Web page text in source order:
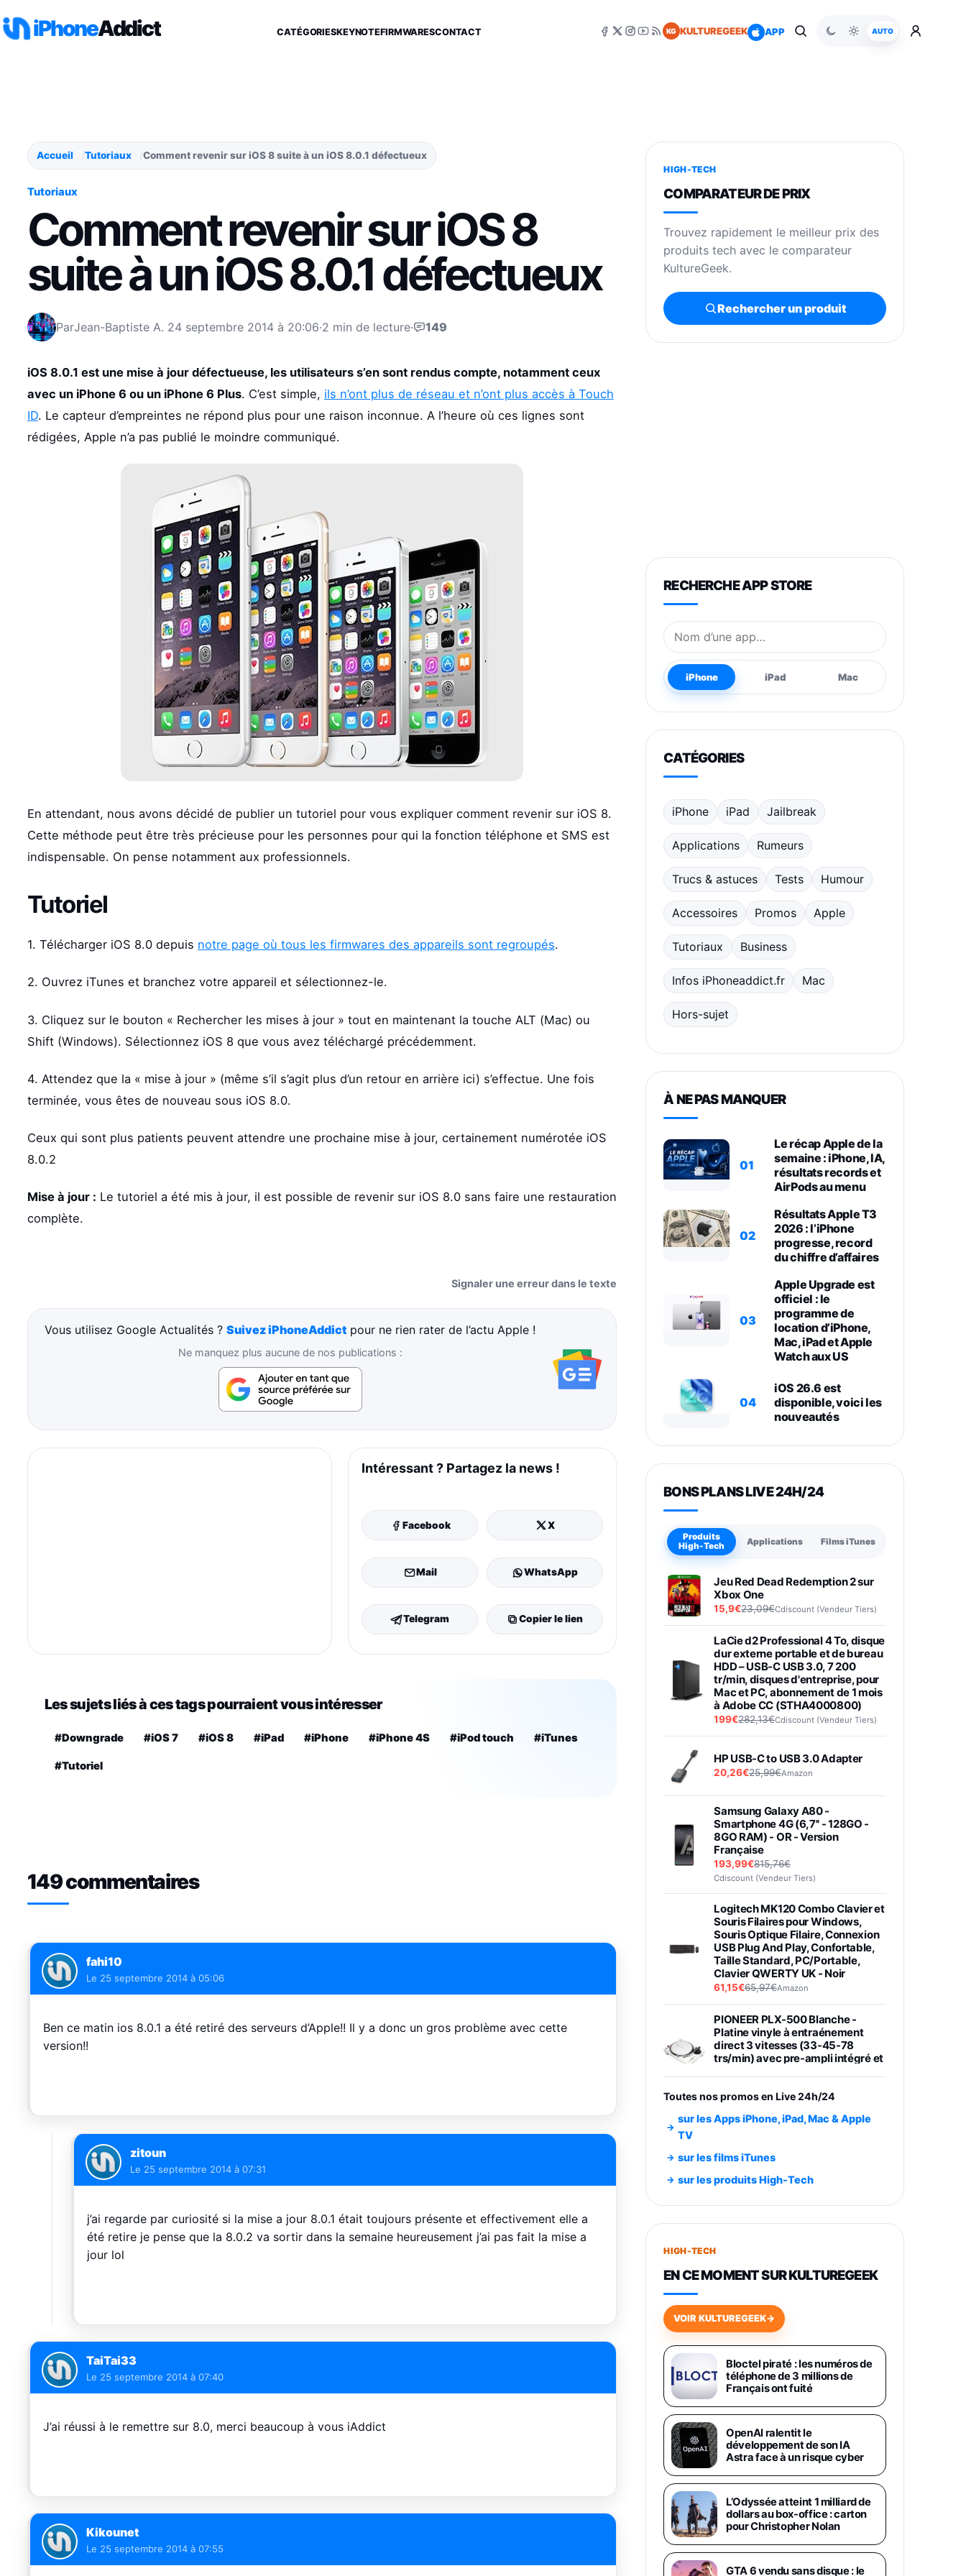
iPhoneAddict CATÉGORIESKEYNOTEFIRMWARESCONTACT KG KULTUREGEEK APP AUTO
Accueil Tutoriaux Comment revenir sur iOS 8 suite à un iOS 8.0.1 défectueux
Tutoriaux
Comment revenir sur iOS 8
suite à un iOS 8.0.1 défectueux
ParJean-Baptiste A. 24 septembre 2014 à 20:06·2 min de lecture· 149
iOS 8.0.1 est une mise à jour défectueuse, les utilisateurs s’en sont rendus compte, notamment ceux
avec un iPhone 6 ou un iPhone 6 Plus. C’est simple, ils n’ont plus de réseau et n’ont plus accès à Touch
ID. Le capteur d’empreintes ne répond plus pour une raison inconnue. A l’heure où ces lignes sont
rédigées, Apple n’a pas publié le moindre communiqué.
En attendant, nous avons décidé de publier un tutoriel pour vous expliquer comment revenir sur iOS 8.
Cette méthode peut être très précieuse pour les personnes pour qui la fonction téléphone et SMS est
indispensable. On pense notamment aux professionnels.
Tutoriel
1. Télécharger iOS 8.0 depuis notre page où tous les firmwares des appareils sont regroupés.
2. Ouvrez iTunes et branchez votre appareil et sélectionnez-le.
3. Cliquez sur le bouton « Rechercher les mises à jour » tout en maintenant la touche ALT (Mac) ou
Shift (Windows). Sélectionnez iOS 8 que vous avez téléchargé précédemment.
4. Attendez que la « mise à jour » (même s’il s’agit plus d’un retour en arrière ici) s’effectue. Une fois
terminée, vous êtes de nouveau sous iOS 8.0.
Ceux qui sont plus patients peuvent attendre une prochaine mise à jour, certainement numérotée iOS
8.0.2
Mise à jour : Le tutoriel a été mis à jour, il est possible de revenir sur iOS 8.0 sans faire une restauration
complète.
Signaler une erreur dans le texte
Vous utilisez Google Actualités ?Suivez iPhoneAddict pour ne rien rater de l’actu Apple !
Ne manquez plus aucune de nos publications :
Intéressant ? Partagez la news !
Facebook X
Mail WhatsApp
Telegram Copier le lien
Les sujets liés à ces tags pourraient vous intéresser
#Downgrade #iOS 7 #iOS 8 #iPad #iPhone #iPhone 4S #iPod touch #iTunes
#Tutoriel
149 commentaires
fahi10
Le 25 septembre 2014 à 05:06
Ben ce matin ios 8.0.1 a été retiré des serveurs d’Apple!! Il y a donc un gros problème avec cette
version!!
zitoun
Le 25 septembre 2014 à 07:31
j’ai regarde par curiosité si la mise a jour 8.0.1 était toujours présente et effectivement elle a
été retire je pense que la 8.0.2 va sortir dans la semaine heureusement j’ai pas fait la mise a
jour lol
TaiTai33
Le 25 septembre 2014 à 07:40
J’ai réussi à le remettre sur 8.0, merci beaucoup à vous iAddict
Kikounet
Le 25 septembre 2014 à 07:55
HIGH-TECH
COMPARATEUR DE PRIX
Trouvez rapidement le meilleur prix des
produits tech avec le comparateur
KultureGeek.
Rechercher un produit
RECHERCHE APP STORE
Nom de l’application
iPhone iPad Mac
CATÉGORIES
iPhone iPad Jailbreak
Applications Rumeurs
Trucs & astuces Tests Humour
Accessoires Promos Apple
Tutoriaux Business
Infos iPhoneaddict.fr Mac
Hors-sujet
À NE PAS MANQUER
01
Le récap Apple de la
semaine : iPhone, IA,
résultats records et
AirPods au menu
02
Résultats Apple T3
2026 : l’iPhone
progresse, record
du chiffre d’affaires
03
Apple Upgrade est
officiel : le
programme de
location d’iPhone,
Mac, iPad et Apple
Watch aux US
04
iOS 26.6 est
disponible, voici les
nouveautés
BONS PLANS LIVE 24H/24
Produits
High-Tech
Applications Films iTunes
Jeu Red Dead Redemption 2 sur
Xbox One
15,9€23,09€Cdiscount (Vendeur Tiers)
LaCie d2 Professional 4 To, disque
dur externe portable et de bureau
HDD – USB-C USB 3.0, 7 200
tr/min, disques d'entreprise, pour
Mac et PC, abonnement de 1 mois
à Adobe CC (STHA4000800)
199€282,13€Cdiscount (Vendeur Tiers)
HP USB-C to USB 3.0 Adapter
20,26€25,99€Amazon
Samsung Galaxy A80 -
Smartphone 4G (6,7'' - 128GO -
8GO RAM) - OR - Version
Française
193,99€815,76€
Cdiscount (Vendeur Tiers)
Logitech MK120 Combo Clavier et
Souris Filaires pour Windows,
Souris Optique Filaire, Connexion
USB Plug And Play, Confortable,
Taille Standard, PC/Portable,
Clavier QWERTY UK - Noir
61,15€65,97€Amazon
PIONEER PLX-500 Blanche -
Platine vinyle à entraénement
direct 3 vitesses (33-45-78
trs/min) avec pre-ampli intégré et
Smartphone SAMSUNG Galaxy
Smartphone SAMSUNG Galaxy
S26+ Violet 256Go
749,99€1240,43€Fnac (Vendeur Tiers)
648,63€
Smartphone Android 5G avec
Galaxy AI, 512 Go, Chargeur
Secteur Rapide 25W Inclus,
Smartphone déverrouillé, Noir,
Version FR
1019€1399€Fnac (Vendeur Tiers)
Galaxy S26 Ultra 512 Go Bleu
1019€ 1399€Fnac (Vendeur Tiers)
Galaxy S26 Ultra 256 Go Violet
892€1199€
Philips SHK2000BL - Casque
Enfant - Bleu & Répartiteur Audio
5 Casques, Blanc
24,94€ 29,96€Fnac (Vendeur Tiers)
Toutes nos promos en Live 24h/24
sur les Apps iPhone, iPad, Mac & Apple
TV
sur les films iTunes
sur les produits High-Tech
HIGH-TECH
EN CE MOMENT SUR KULTUREGEEK
VOIR KULTUREGEEK→
Bloctel piraté : les numéros de
téléphone de 3 millions de
Français ont fuité
OpenAI ralentit le
développement de son IA
Astra face à un risque cyber
L’Odyssée atteint 1 milliard de
dollars au box-office : carton
pour Christopher Nolan
GTA 6 vendu sans disque : le